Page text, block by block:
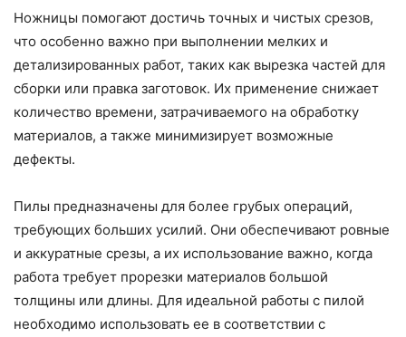
Ножницы помогают достичь точных и чистых срезов,
что особенно важно при выполнении мелких и
детализированных работ, таких как вырезка частей для
сборки или правка заготовок. Их применение снижает
количество времени, затрачиваемого на обработку
материалов, а также минимизирует возможные
дефекты.
Пилы предназначены для более грубых операций,
требующих больших усилий. Они обеспечивают ровные
и аккуратные срезы, а их использование важно, когда
работа требует прорезки материалов большой
толщины или длины. Для идеальной работы с пилой
необходимо использовать ее в соответствии с